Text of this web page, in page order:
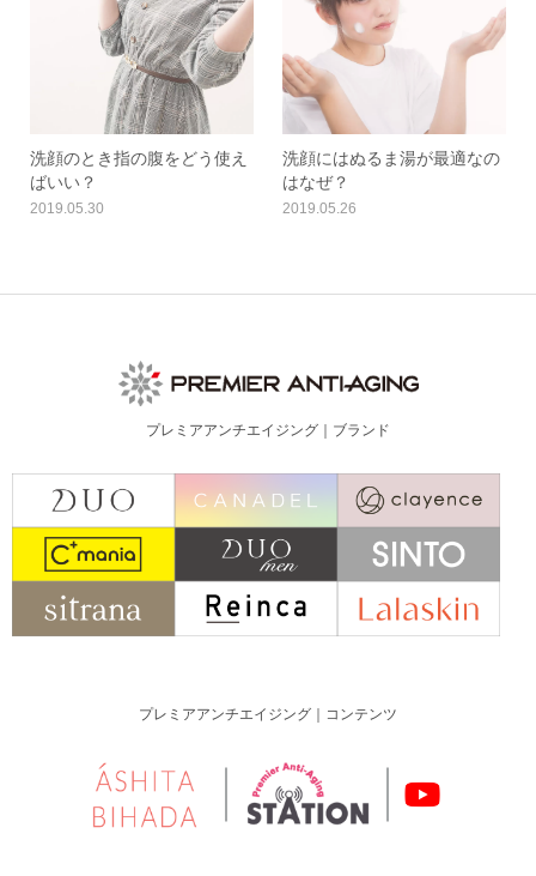
洗顔のとき指の腹をどう使え
ばいい？
2019.05.30
洗顔にはぬるま湯が最適なの
はなぜ？
2019.05.26
プレミアアンチエイジング｜ブランド
プレミアアンチエイジング｜コンテンツ